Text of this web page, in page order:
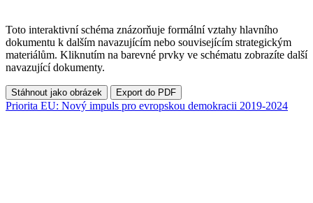
Toto interaktivní schéma znázorňuje formální vztahy hlavního
dokumentu k dalším navazujícím nebo souvisejícím strategickým
materiálům. Kliknutím na barevné prvky ve schématu zobrazíte další
navazující dokumenty.
Stáhnout jako obrázek Export do PDF
Priorita EU: Nový impuls pro evropskou demokracii 2019-2024